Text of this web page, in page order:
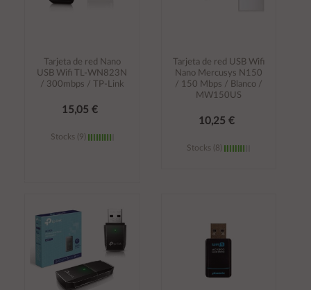
Tarjeta de red Nano
USB Wifi TL-WN823N
/ 300mbps / TP-Link
15,05 €
Stocks (9)
carrito
Tarjeta de red USB Wifi
Nano Mercusys N150
/ 150 Mbps / Blanco /
MW150US
10,25 €
Stocks (8)